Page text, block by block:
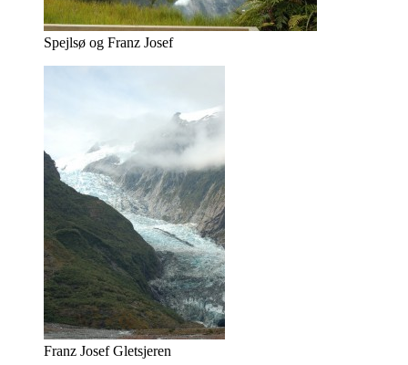
Spejlsø og Franz Josef
Franz Josef Gletsjeren